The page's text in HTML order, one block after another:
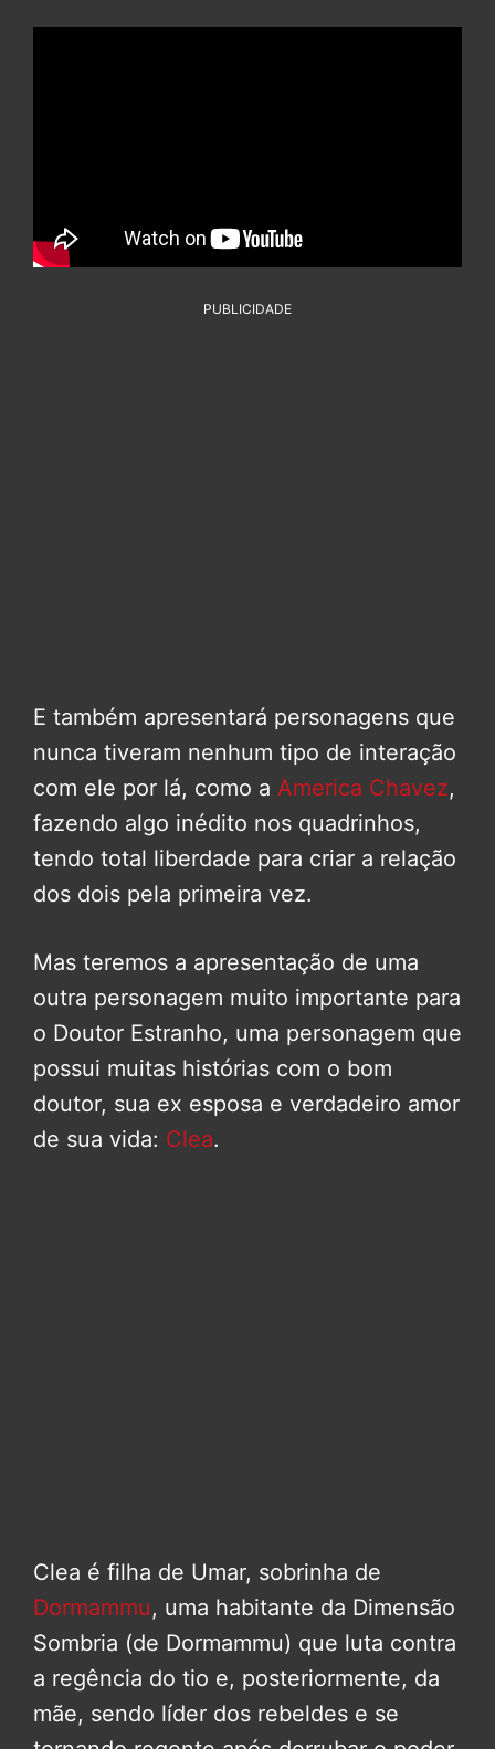
PUBLICIDADE
E também apresentará personagens que
nunca tiveram nenhum tipo de interação
com ele por lá, como a America Chavez,
fazendo algo inédito nos quadrinhos,
tendo total liberdade para criar a relação
dos dois pela primeira vez.
Mas teremos a apresentação de uma
outra personagem muito importante para
o Doutor Estranho, uma personagem que
possui muitas histórias com o bom
doutor, sua ex esposa e verdadeiro amor
de sua vida: Clea.
Clea é filha de Umar, sobrinha de
Dormammu, uma habitante da Dimensão
Sombria (de Dormammu) que luta contra
a regência do tio e, posteriormente, da
mãe, sendo líder dos rebeldes e se